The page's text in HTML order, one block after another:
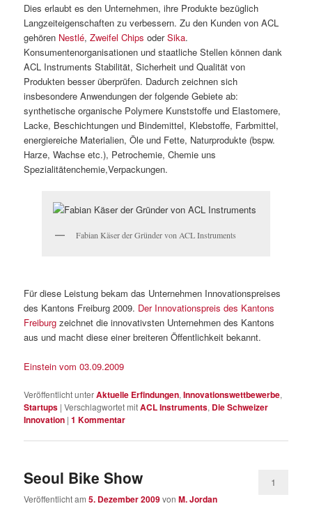
Dies erlaubt es den Unternehmen, ihre Produkte bezüglich
Langzeiteigenschaften zu verbessern. Zu den Kunden von ACL
gehören Nestlé,Zweifel Chips oderSika.
Konsumentenorganisationen und staatliche Stellen können dank
ACL Instruments Stabilität, Sicherheit und Qualität von
Produkten besser überprüfen. Dadurch zeichnen sich
insbesondere Anwendungen der folgende Gebiete ab:
synthetische organische Polymere Kunststoffe und Elastomere,
Lacke, Beschichtungen und Bindemittel, Klebstoffe, Farbmittel,
energiereiche Materialien, Öle und Fette, Naturprodukte (bspw.
Harze, Wachse etc.), Petrochemie, Chemie uns
Spezialitätenchemie,Verpackungen.
Fabian Käser der Gründer von ACL Instruments
Für diese Leistung bekam das Unternehmen Innovationspreises
des Kantons Freiburg 2009. Der Innovationspreis des Kantons
Freiburg zeichnet die innovativsten Unternehmen des Kantons
aus und macht diese einer breiteren Öffentlichkeit bekannt.
Einstein vom 03.09.2009
Veröffentlicht unterAktuelle Erfindungen,Innovationswettbewerbe,
Startups |Verschlagwortet mitACL Instruments, Die Schweizer
Innovation |1 Kommentar
Seoul Bike Show
Veröffentlicht am5. Dezember 2009vonM. Jordan
1